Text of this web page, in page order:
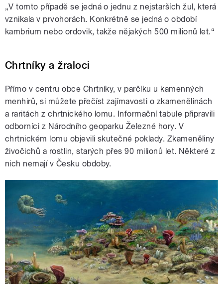
„V tomto případě se jedná o jednu z nejstarších žul, která
vznikala v prvohorách. Konkrétně se jedná o období
kambrium nebo ordovik, takže nějakých 500 milionů let.“
Chrtníky a žraloci
Přímo v centru obce Chrtníky, v parčíku u kamenných
menhirů, si můžete přečíst zajímavosti o zkamenělinách
a raritách z chrtnického lomu. Informační tabule připravili
odborníci z Národního geoparku Železné hory. V
chrtnickém lomu objevili skutečné poklady. Zkameněliny
živočichů a rostlin, starých přes 90 milionů let. Některé z
nich nemají v Česku obdoby.